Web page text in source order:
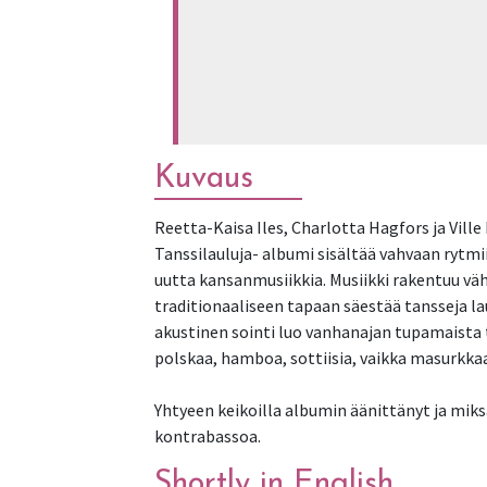
Kuvaus
Reetta-Kaisa Iles, Charlotta Hagfors ja
Tanssilauluja- albumi sisältää vahvaan
uutta kansanmusiikkia. Musiikki rakentuu
traditionaaliseen tapaan säestää tansseja
akustinen sointi luo vanhanajan
polskaa, hamboa, sottiisia, vaikka
Yhtyeen keikoilla albumin äänittänyt ja